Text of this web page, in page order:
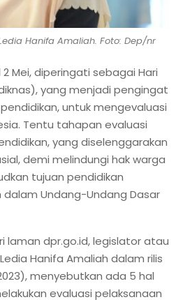
Hanifa Amaliah. Foto: Dep/nr
2 Mei, diperingati sebagai Hari
yang menjadi pengingat
pendidikan, untuk mengevaluasi
Tentu tahapan evaluasi
yang diselenggarakan
demi melindungi hak warga
tujuan pendidikan
Undang-Undang Dasar
laman dpr.go.id, legislator atau
Hanifa Amaliah dalam rilis
menyebutkan ada 5 hal
evaluasi pelaksanaan